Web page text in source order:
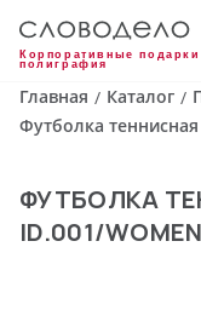
Корпоративные подарки
полиграфия
Главная / Каталог /
Футболка
ФУТБОЛКА
ID.001/WOMEN